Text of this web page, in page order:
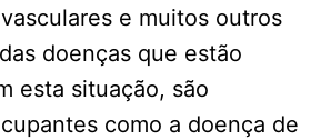
e muitos outros
doenças que estão
esta situação, são
como a doença de